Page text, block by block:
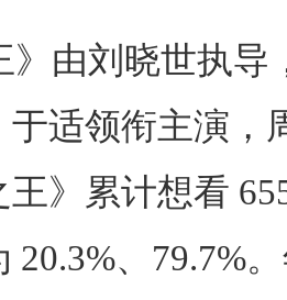
》由刘晓世执
于适领衔主演，
》累计想看
20.3%、79.7%